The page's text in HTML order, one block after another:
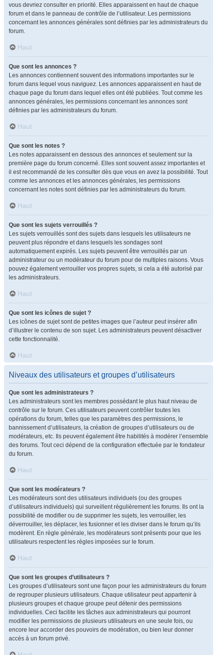
vous devriez consulter en priorité. Elles apparaissent en haut de chaque
forum et dans le panneau de contrôle de l’utilisateur. Les permissions
concernant les annonces générales sont définies par les administrateurs du
forum.
Haut
Que sont les annonces ?
Les annonces contiennent souvent des informations importantes sur le
forum dans lequel vous naviguez. Les annonces apparaissent en haut de
chaque page du forum dans lequel elles ont été publiées. Tout comme les
annonces générales, les permissions concernant les annonces sont
définies par les administrateurs du forum.
Haut
Que sont les notes ?
Les notes apparaissent en dessous des annonces et seulement sur la
première page du forum concerné. Elles sont souvent assez importantes et
il est recommandé de les consulter dès que vous en avez la possibilité. Tout
comme les annonces et les annonces générales, les permissions
concernant les notes sont définies par les administrateurs du forum.
Haut
Que sont les sujets verrouillés ?
Les sujets verrouillés sont des sujets dans lesquels les utilisateurs ne
peuvent plus répondre et dans lesquels les sondages sont
automatiquement expirés. Les sujets peuvent être verrouillés par un
administrateur ou un modérateur du forum pour de multiples raisons. Vous
pouvez également verrouiller vos propres sujets, si cela a été autorisé par
les administrateurs.
Haut
Que sont les icônes de sujet ?
Les icônes de sujet sont de petites images que l’auteur peut insérer afin
d’illustrer le contenu de son sujet. Les administrateurs peuvent désactiver
cette fonctionnalité.
Haut
Niveaux des utilisateurs et groupes d’utilisateurs
Que sont les administrateurs ?
Les administrateurs sont les membres possédant le plus haut niveau de
contrôle sur le forum. Ces utilisateurs peuvent contrôler toutes les
opérations du forum, telles que les paramètres des permissions, le
bannissement d’utilisateurs, la création de groupes d’utilisateurs ou de
modérateurs, etc. Ils peuvent également être habilités à modérer l’ensemble
des forums. Tout ceci dépend de la configuration effectuée par le fondateur
du forum.
Haut
Que sont les modérateurs ?
Les modérateurs sont des utilisateurs individuels (ou des groupes
d’utilisateurs individuels) qui surveillent régulièrement les forums. Ils ont la
possibilité de modifier ou de supprimer les sujets, les verrouiller, les
déverrouiller, les déplacer, les fusionner et les diviser dans le forum qu’ils
modèrent. En règle générale, les modérateurs sont présents pour que les
utilisateurs respectent les règles imposées sur le forum.
Haut
Que sont les groupes d’utilisateurs ?
Les groupes d’utilisateurs sont une façon pour les administrateurs du forum
de regrouper plusieurs utilisateurs. Chaque utilisateur peut appartenir à
plusieurs groupes et chaque groupe peut détenir des permissions
individuelles. Ceci facilite les tâches aux administrateurs qui pourront
modifier les permissions de plusieurs utilisateurs en une seule fois, ou
encore leur accorder des pouvoirs de modération, ou bien leur donner
accès à un forum privé.